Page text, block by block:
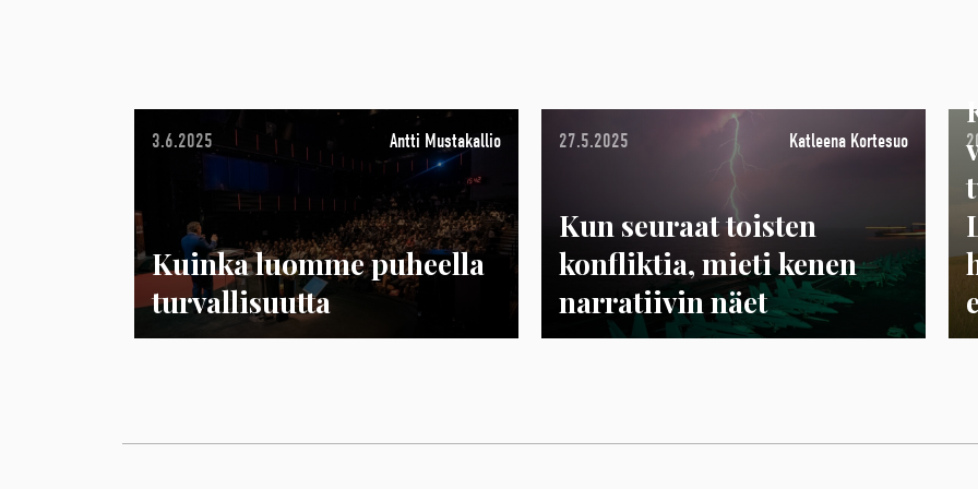
3.6.2025 Antti Mustakallio
Kuinka luomme puheella
turvallisuutta
27.5.2025 Katleena Kortesuo
Kun seuraat toisten
konfliktia, mieti kenen
narratiivin näet